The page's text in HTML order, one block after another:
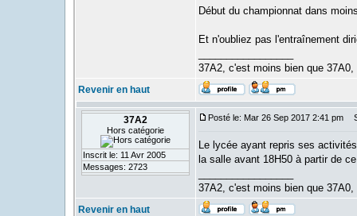
Début du championnat dans
Et n'oubliez pas l'entraînement
37A2, c'est moins bien que
Revenir en haut
37A2
Hors catégorie
Inscrit le: 11 Avr 2005
Messages: 2723
Posté le: Mar 26 Sep 2017 2:41 pm
Le lycée ayant repris ses
la salle avant 18H50 à partir de
37A2, c'est moins bien que
Revenir en haut